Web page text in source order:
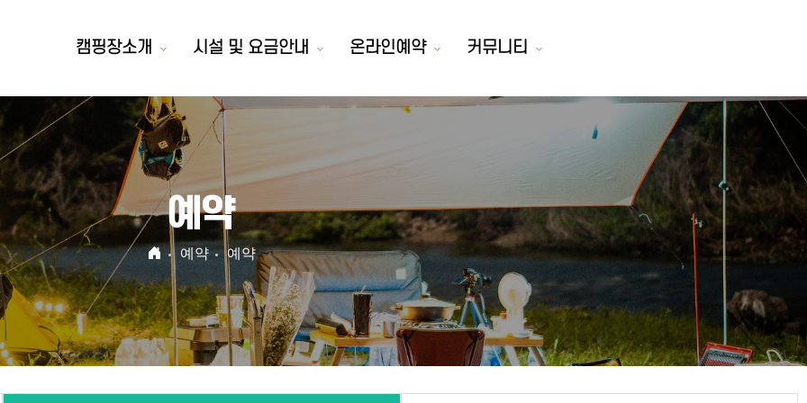
캠핑장소개 시설 및 요금안내 온라인예약 커뮤니티
예약
예약 예약